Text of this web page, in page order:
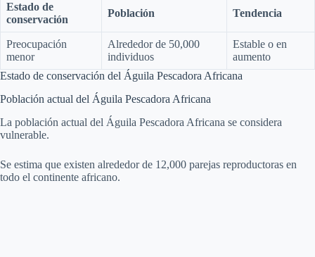
Estado de
conservación
Población Tendencia
Preocupación
menor
Alrededor de 50,000
individuos
Estable o en
aumento
Estado de conservación del Águila Pescadora Africana
Población actual del Águila Pescadora Africana
La población actual del Águila Pescadora Africana se considera
vulnerable.
Se estima que existen alrededor de 12,000 parejas reproductoras en
todo el continente africano.